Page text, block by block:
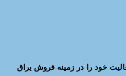
سعید از سال ۱۳۶۹ فعالیت خود را در زمینه فروش یراق